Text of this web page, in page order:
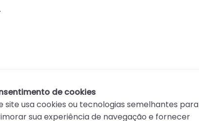
de cookies
site usa cookies ou tecnologias semelhantes para
sua experiência de navegação e fornecer